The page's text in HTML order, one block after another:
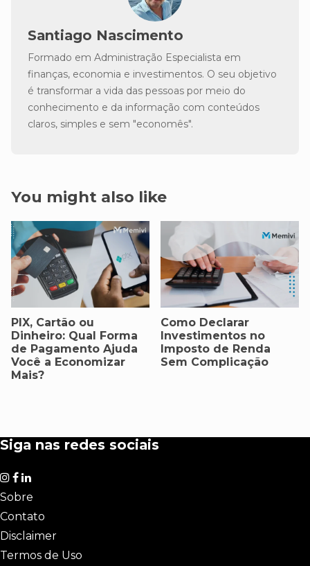
Santiago Nascimento
Formado em Administração Especialista em
finanças, economia e investimentos. O seu objetivo
é transformar a vida das pessoas por meio do
conhecimento e da informação com conteúdos
claros, simples e sem "economês".
You might also like
PIX, Cartão ou
Dinheiro: Qual Forma
de Pagamento Ajuda
Você a Economizar
Mais?
Como Declarar
Investimentos no
Imposto de Renda
Sem Complicação
Siga nas redes sociais
Sobre
Contato
Disclaimer
Termos de Uso